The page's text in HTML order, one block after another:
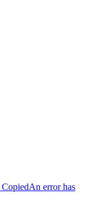
CopiedAn error has